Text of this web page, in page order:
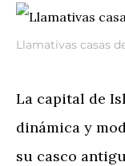
Llamativas casas
La capital de
dinámica y
su casco